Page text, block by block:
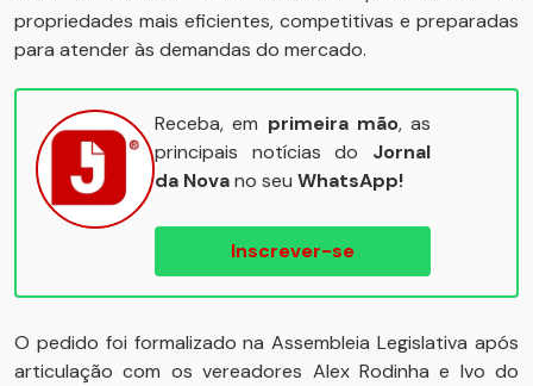
propriedades mais eficientes, competitivas e preparadas
para atender às demandas do mercado.
Receba, em primeira mão, as
principais notícias do Jornal
da Novano seu WhatsApp!
Inscrever-se
O pedido foi formalizado na Assembleia Legislativa após
articulação com os vereadores Alex Rodinha e Ivo do